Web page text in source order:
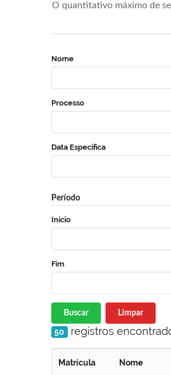
O quantitativo máximo de
Nome
Processo
Data Específica
Período
Início
Fim
Buscar Limpar
50 registros
Matrícula Nome